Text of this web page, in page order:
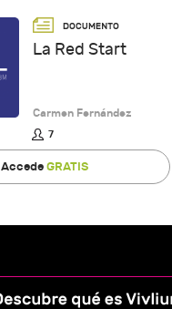
La Red Start
Carmen Fernández
7
AccedeGRATIS